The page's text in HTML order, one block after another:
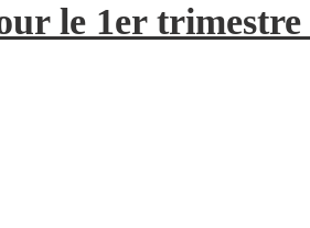
le 1er trimestre